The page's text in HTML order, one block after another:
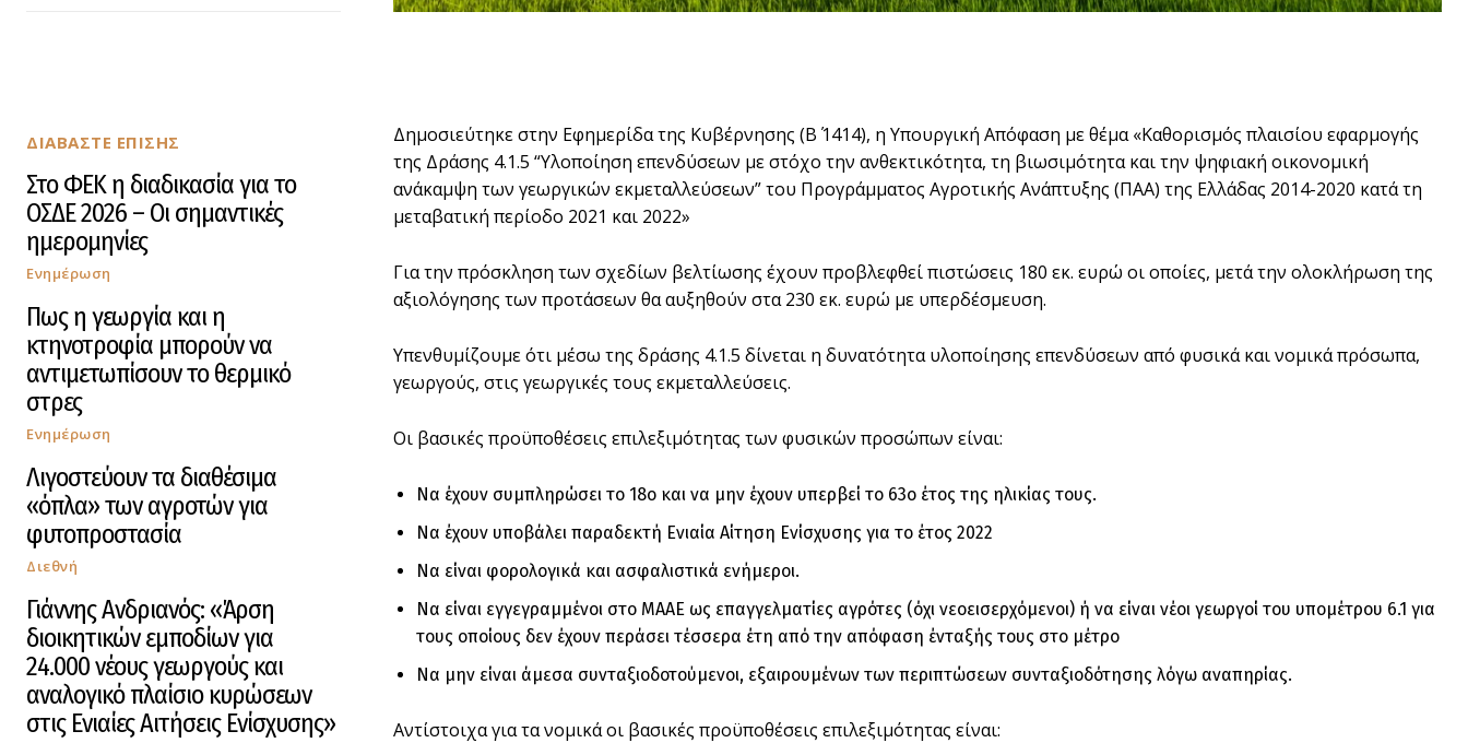
ΔΙΑΒΑΣΤΕ ΕΠΙΣΗΣ
Στο ΦΕΚ η διαδικασία για το
ΟΣΔΕ 2026 – Οι σημαντικές
ημερομηνίες
Ενημέρωση
Πως η γεωργία και η
κτηνοτροφία μπορούν να
αντιμετωπίσουν το θερμικό
στρες
Ενημέρωση
Λιγοστεύουν τα διαθέσιμα
«όπλα» των αγροτών για
φυτοπροστασία
Διεθνή
Γιάννης Ανδριανός: «Άρση
διοικητικών εμποδίων για
24.000 νέους γεωργούς και
αναλογικό πλαίσιο κυρώσεων
στις Ενιαίες Αιτήσεις Ενίσχυσης»
Δημοσιεύτηκε στην Εφημερίδα της Κυβέρνησης (Β΄ 1414), η Υπουργική Απόφαση με θέμα «Καθορισμός πλαισίου εφαρμογής
της Δράσης 4.1.5 “Υλοποίηση επενδύσεων με στόχο την ανθεκτικότητα, τη βιωσιμότητα και την ψηφιακή οικονομική
ανάκαμψη των γεωργικών εκμεταλλεύσεων” του Προγράμματος Αγροτικής Ανάπτυξης (ΠΑΑ) της Ελλάδας 2014-2020 κατά τη
μεταβατική περίοδο 2021 και 2022»
Για την πρόσκληση των σχεδίων βελτίωσης έχουν προβλεφθεί πιστώσεις 180 εκ. ευρώ οι οποίες, μετά την ολοκλήρωση της
αξιολόγησης των προτάσεων θα αυξηθούν στα 230 εκ. ευρώ με υπερδέσμευση.
Υπενθυμίζουμε ότι μέσω της δράσης 4.1.5 δίνεται η δυνατότητα υλοποίησης επενδύσεων από φυσικά και νομικά πρόσωπα,
γεωργούς, στις γεωργικές τους εκμεταλλεύσεις.
Οι βασικές προϋποθέσεις επιλεξιμότητας των φυσικών προσώπων είναι:
Να έχουν συμπληρώσει το 18ο και να μην έχουν υπερβεί το 63ο έτος της ηλικίας τους.
Να έχουν υποβάλει παραδεκτή Ενιαία Αίτηση Ενίσχυσης για το έτος 2022
Να είναι φορολογικά και ασφαλιστικά ενήμεροι.
Να είναι εγγεγραμμένοι στο ΜΑΑΕ ως επαγγελματίες αγρότες (όχι νεοεισερχόμενοι) ή να είναι νέοι γεωργοί του υπομέτρου 6.1 για
τους οποίους δεν έχουν περάσει τέσσερα έτη από την απόφαση ένταξής τους στο μέτρο
Να μην είναι άμεσα συνταξιοδοτούμενοι, εξαιρουμένων των περιπτώσεων συνταξιοδότησης λόγω αναπηρίας.
Αντίστοιχα για τα νομικά οι βασικές προϋποθέσεις επιλεξιμότητας είναι: